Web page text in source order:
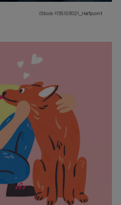
iStock-1135103021_Halfpoint